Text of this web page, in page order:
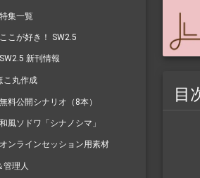
特集一覧
ここが好き！ SW2.5
SW2.5 新刊情報
こ丸作成
無料公開シナリオ（8本）
和風ソドワ「シナノシマ」
オンラインセッション用素材
管理人
目